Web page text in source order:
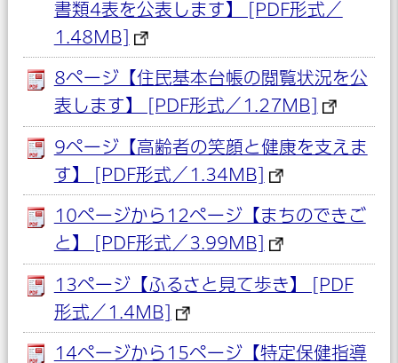
書類4表を公表します】 [PDF形式／
1.48MB]
8ページ【住民基本台帳の閲覧状況を公
表します】 [PDF形式／1.27MB]
9ページ【高齢者の笑顔と健康を支えま
す】 [PDF形式／1.34MB]
10ページから12ページ【まちのできご
と】 [PDF形式／3.99MB]
13ページ【ふるさと見て歩き】 [PDF
形式／1.4MB]
14ページから15ページ【特定保健指導